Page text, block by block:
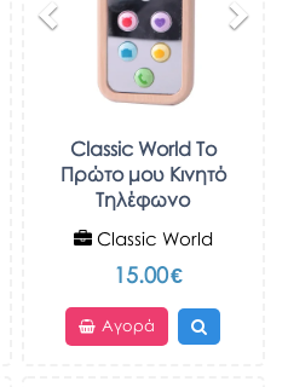
Classic World Το
Πρώτο μου Κινητό
Τηλέφωνο
Classic World
15.00€
Αγορά